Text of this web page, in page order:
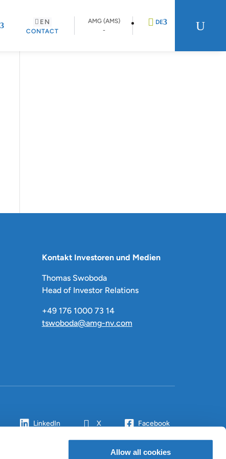
Allow all cookies
CONTACT
EN
AMG (AMS)
-
DE U
Kontakt Investoren und Medien
Thomas Swoboda
Head of Investor Relations
+49 176 1000 73 14
tswoboda@amg-nv.com
LinkedIn X Facebook